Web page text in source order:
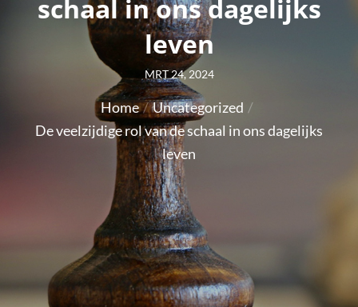
schaal in ons dagelijks
leven
Posted
on
MRT 24, 2024
Home
Uncategorized
De veelzijdige rol van de schaal in ons dagelijks
leven